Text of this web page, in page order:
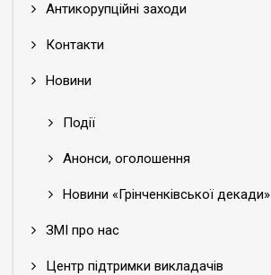
Антикорупційні заходи
Контакти
Новини
Події
Анонси, оголошення
Новини «Грінченківської декади»
ЗМІ про нас
Центр підтримки викладачів